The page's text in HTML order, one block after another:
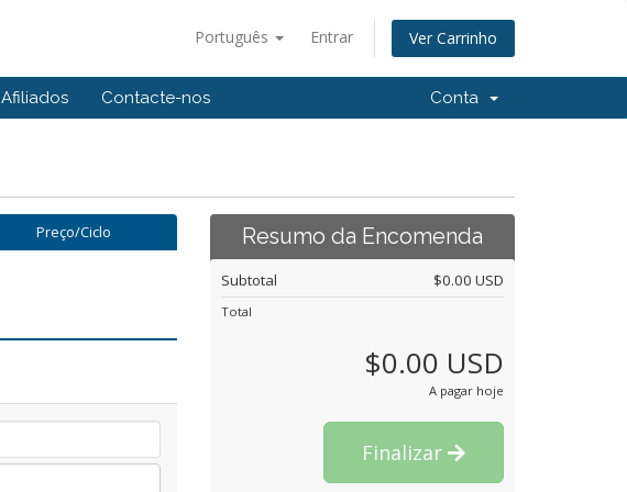
Português Entrar Ver Carrinho
Afiliados Contacte-nos Conta
Preço/Ciclo Resumo da Encomenda
Subtotal $0.00 USD
Total
$0.00 USD
A pagar hoje
Finalizar